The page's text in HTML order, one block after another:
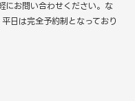
にお問い合わせください。 な
日は完全予約制となっており